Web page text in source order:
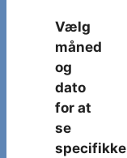
Vælg
måned
og
dato
for at
se
specifikke